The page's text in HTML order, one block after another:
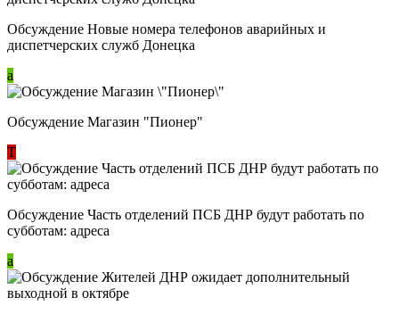
Обсуждение Новые номера телефонов аварийных и
диспетчерских служб Донецка
a
Обсуждение Магазин "Пионер"
Т
Обсуждение Часть отделений ПСБ ДНР будут работать по
субботам: адреса
a